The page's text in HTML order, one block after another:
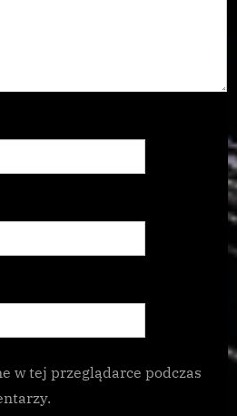
w tej przeglądarce podczas